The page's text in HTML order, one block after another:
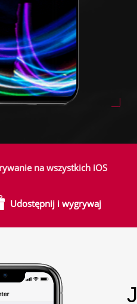
na wszystkich iOS
Udostępnij i wygrywaj